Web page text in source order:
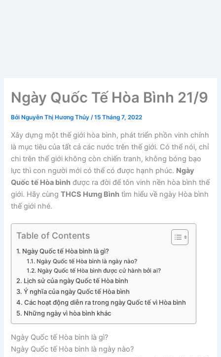
Ngày Quốc Tế Hòa Bình 21/9
Bởi Nguyễn Thị Hương Thủy/15 Tháng 7, 2022
Xây dựng một thế giới hòa bình, phát triển phồn vinh chính
là mục tiêu của tất cả các nước trên thế giới. Có thể nói, chỉ
chi trên thế giới không còn chiến tranh, không bóng bạo
lực thì con người mới có thể có được hạnh phúc. Ngày
Quốc tế Hòa bình được ra đời để tôn vinh nền hòa bình thế
giới. Hãy cùngTHCS Hưng Bình tìm hiểu về ngày Hòa bình
thế giới nhé.
Table of Contents
Ngày Quốc tế Hòa bình là gì?
Ngày Quốc tế Hòa bình là ngày nào?
Ngày Quốc tế Hòa bình được cử hành bởi ai?
Lịch sử của ngày Quốc tế Hòa bình
Ý nghĩa của ngày Quốc tế Hòa bình
Các hoạt động diễn ra trong ngày Quốc tế vì Hòa bình
Những ngày vì hòa bình khác
Ngày Quốc tế Hòa bình là gì?
Ngày Quốc tế Hòa bình là ngày nào?